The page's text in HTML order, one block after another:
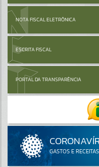
NOTA FISCAL ELETRÔNICA
ESCRITA FISCAL
PORTAL DA TRANSPARÊNCIA